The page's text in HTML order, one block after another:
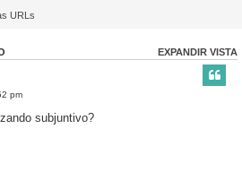
URLs
EXPANDIR VISTA
pm
subjuntivo?